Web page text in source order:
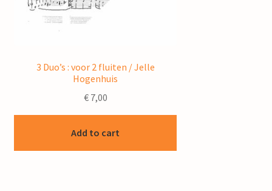
3 Duo’s : voor 2 fluiten / Jelle
Hogenhuis
€7,00
Add to cart